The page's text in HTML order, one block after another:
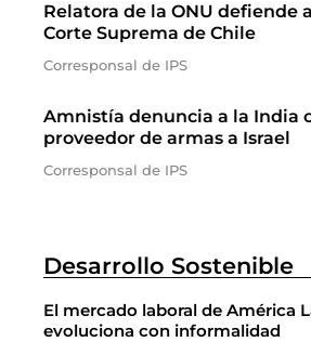
Relatora de la ONU defiende
Corte Suprema de Chile
Corresponsal de IPS
Amnistía denuncia a la India
proveedor de armas a Israel
Corresponsal de IPS
Desarrollo Sostenible
El mercado laboral de América
evoluciona con informalidad